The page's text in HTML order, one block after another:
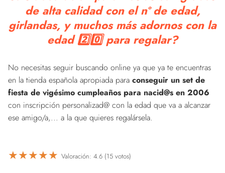
de alta calidad con el nº de edad,
girlandas, y muchos más adornos con la
edad 2️⃣0️⃣ para regalar?
No necesitas seguir buscando online ya que ya te encuentras
en la tienda española apropiada para conseguir un set de
fiesta de vigésimo cumpleaños para nacid@s en 2006
con inscripción personalizad@ con la edad que va a alcanzar
ese amigo/a,... a la que quieres regalársela.
★★★★★ Valoración: 4.6 (15 votos)